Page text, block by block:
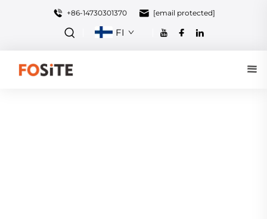
+86-14730301370 [email protected]
FI